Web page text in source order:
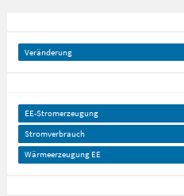
Veränderung
EE-Stromerzeugung
Stromverbrauch
Wärmeerzeugung EE